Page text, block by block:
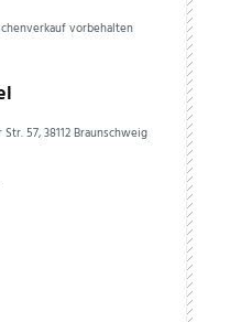
vorbehalten
57, 38112 Braunschweig